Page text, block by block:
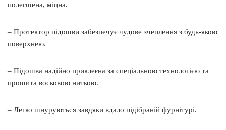
полегшена, міцна.
– Протектор підошви забезпечує чудове зчеплення з будь-якою
поверхнею.
– Підошва надійно приклеєна за спеціальною технологією та
прошита восковою ниткою.
– Легко шнуруються завдяки вдало підібраній фурнітурі.